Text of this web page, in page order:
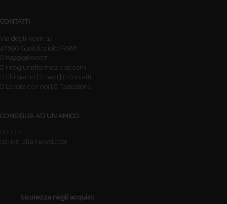
CONTATTI
Via degli Aceri, 14
47890 Gualdicciolo (RSM)
0549.980007
info@unidformazione.com
Chi siamo
Sedi
Contatti
Lavora con noi
Redazione
CONSIGLIA AD UN AMICO
Iscriviti alla Newsletter
Sicurezza negli acquisti